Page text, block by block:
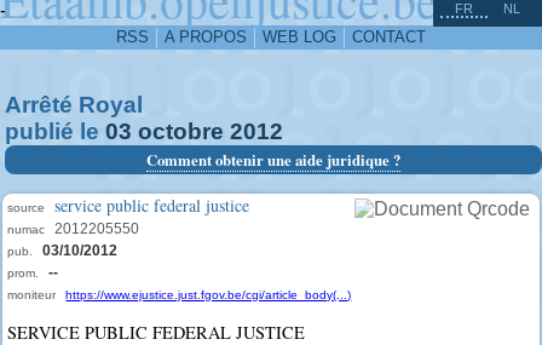
-
RSS A PROPOS WEB LOG CONTACT
FR NL
Arrêté Royal
publié le 03 octobre 2012
Comment obtenir une aide juridique ?
source service public federal justice
numac 2012205550
pub. 03/10/2012
prom. --
moniteur https://www.ejustice.just.fgov.be/cgi/article_body(...)
SERVICE PUBLIC FEDERAL JUSTICE
^